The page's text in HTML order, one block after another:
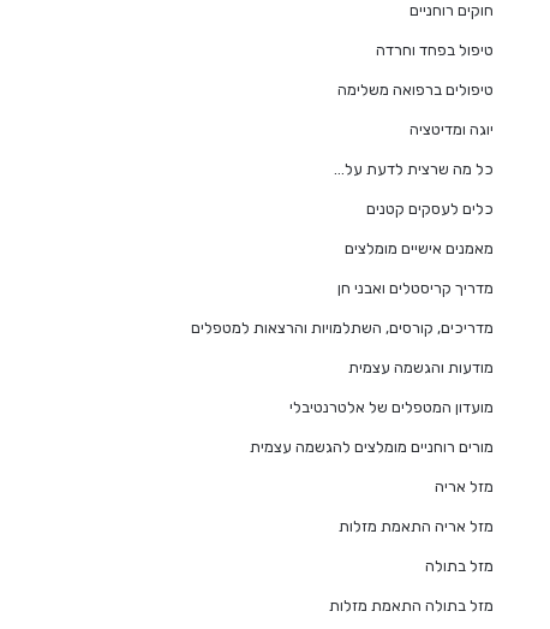
חוקים רוחניים
טיפול בפחד וחרדה
טיפולים ברפואה משלימה
יוגה ומדיטציה
כל מה שרצית לדעת על…
כלים לעסקים קטנים
מאמנים אישיים מומלצים
מדריך קריסטלים ואבני חן
מדריכים, קורסים, השתלמויות והרצאות למטפלים
מודעות והגשמה עצמית
מועדון המטפלים של אלטרנטיבלי
מורים רוחניים מומלצים להגשמה עצמית
מזל אריה
מזל אריה התאמת מזלות
מזל בתולה
מזל בתולה התאמת מזלות